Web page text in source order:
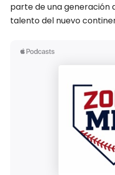
parte de una generación
talento del nuevo